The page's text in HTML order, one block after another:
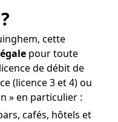
cette
pour toute
de débit de
(licence 3 et 4) ou
» en particulier :
cafés, hôtels et